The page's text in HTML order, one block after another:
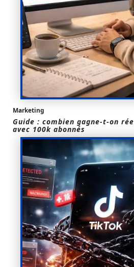
Marketing
Guide : combien gagne-t-on
avec 100k abonnés